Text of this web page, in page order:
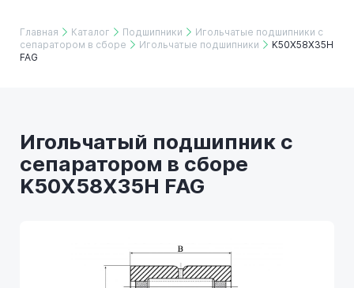
Главная Каталог Подшипники
Игольчатые подшипники с
сепаратором в сборе
Игольчатые подшипники
K50X58X35H
FAG
Игольчатый подшипник с
сепаратором в сборе
K50X58X35H FAG